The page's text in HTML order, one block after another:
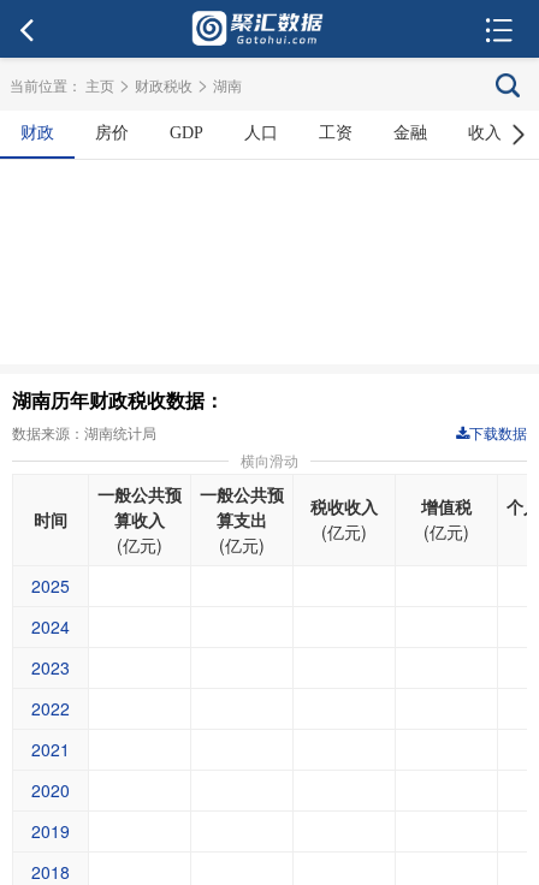
当前位置： 主页 > 财政税收 > 湖南
财政 房价 GDP 人口 工资 金融 收入
湖南历年财政税收数据：
数据来源：湖南统计局
下载数据
横向滑动
时间
一般公共预
算收入
(亿元)
一般公共预
算支出
(亿元)
税收收入
(亿元)
增值税
(亿元)
个
2025
2024
2023
2022
2021
2020
2019
2018